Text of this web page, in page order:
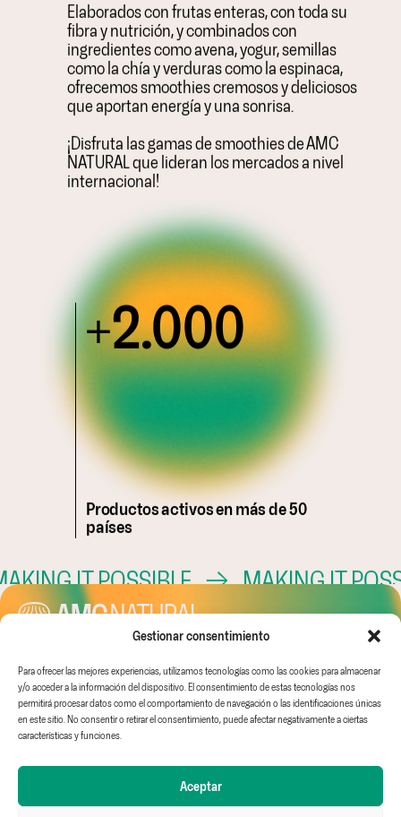
Gestionar consentimiento
Para ofrecer las mejores experiencias, utilizamos tecnologías como las cookies para almacenar
y/o acceder a la información del dispositivo. El consentimiento de estas tecnologías nos
permitirá procesar datos como el comportamiento de navegación o las identificaciones únicas
en este sitio. No consentir o retirar el consentimiento, puede afectar negativamente a ciertas
características y funciones.
Aceptar
Elaborados con frutas enteras, con toda su
fibra y nutrición, y combinados con
ingredientes como avena, yogur, semillas
como la chía y verduras como la espinaca,
ofrecemos smoothies cremosos y deliciosos
que aportan energía y una sonrisa.
¡Disfruta las gamas de smoothies de AMC
NATURAL que lideran los mercados a nivel
internacional!
+2.000
Productos activos en más de 50
países
IT POSSIBLE → MAKING IT
Canal Ético
EINF
Trabaja con nosotros
Aviso Legal
Política de
privacidad
Política de cookies
AMC GLOBAL
AMC IDEAS
WHITE & GREEN
FRUIT & TECH